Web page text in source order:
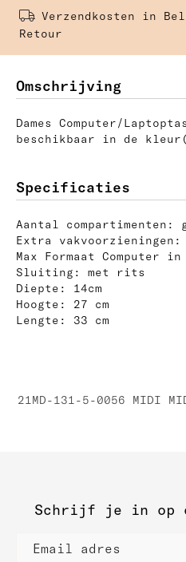
Verzendkosten in
Retour
Omschrijving
Dames Computer/
beschikbaar in de
Specificaties
Aantal compartimenten:
Extra vakvoorzieningen:
Max Formaat Computer
Sluiting: met rits
Diepte: 14cm
Hoogte: 27 cm
Lengte: 33 cm
21MD-131-5-0056 MIDI
Schrijf je in op